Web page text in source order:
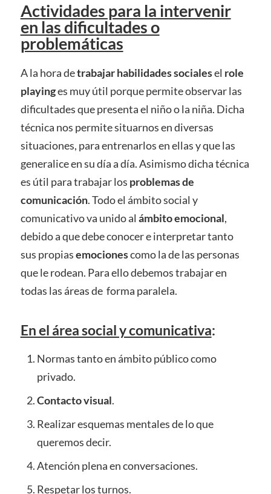
Actividades para la intervenir
en las dificultades o
problemáticas
A la hora detrabajar habilidades socialesel role
playinges muy útil porque permite observar las
dificultades que presenta el niño o la niña. Dicha
técnica nos permite situarnos en diversas
situaciones, para entrenarlos en ellas y que las
generalice en su día a día. Asimismo dicha técnica
es útil para trabajar los problemas de
comunicación. Todo el ámbito social y
comunicativo va unido al ámbito emocional,
debido a que debe conocer e interpretar tanto
sus propiasemocionescomo la de las personas
que le rodean. Para ello debemos trabajar en
todas las áreas de forma paralela.
En el área social y comunicativa:
Normas tanto en ámbito público como
privado.
Contacto visual.
Realizar esquemas mentales de lo que
queremos decir.
Atención plena en conversaciones.
Respetar los turnos.